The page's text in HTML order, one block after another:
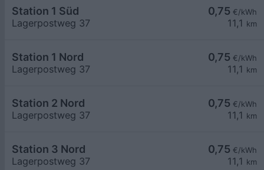
0,75 €/kWh
11,1 km
Station 1 Süd
Lagerpostweg 37
0,75 €/kWh
11,1 km
Station 1 Nord
Lagerpostweg 37
0,75 €/kWh
11,1 km
Station 2 Nord
Lagerpostweg 37
0,75 €/kWh
11,1 km
Station 3 Nord
Lagerpostweg 37